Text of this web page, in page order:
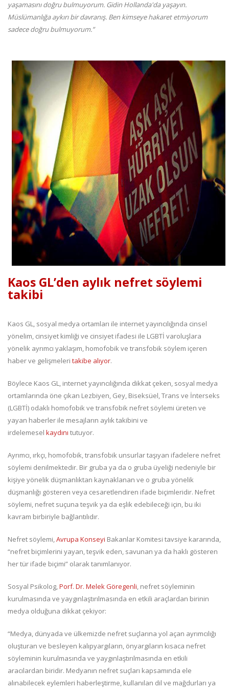
yaşamasını doğru bulmuyorum. Gidin Hollanda'da yaşayın.
Müslümanlığa aykırı bir davranış. Ben kimseye hakaret etmiyorum
sadece doğru bulmuyorum.”
Kaos GL’den aylık nefret söylemi
takibi
Kaos GL, sosyal medya ortamları ile internet yayıncılığında cinsel
yönelim, cinsiyet kimliği ve cinsiyet ifadesi ile LGBTİ varoluşlara
yönelik ayrımcı yaklaşım, homofobik ve transfobik söylem içeren
haber ve gelişmeleri takibe alıyor.
Böylece Kaos GL, internet yayıncılığında dikkat çeken, sosyal medya
ortamlarında öne çıkan Lezbiyen, Gey, Biseksüel, Trans ve İnterseks
(LGBTİ) odaklı homofobik ve transfobik nefret söylemi üreten ve
yayan haberler ile mesajların aylık takibini ve
irdelemesel kaydını tutuyor.
Ayrımcı, ırkçı, homofobik, transfobik unsurlar taşıyan ifadelere nefret
söylemi denilmektedir. Bir gruba ya da o gruba üyeliği nedeniyle bir
kişiye yönelik düşmanlıktan kaynaklanan ve o gruba yönelik
düşmanlığı gösteren veya cesaretlendiren ifade biçimleridir. Nefret
söylemi, nefret suçuna teşvik ya da eşlik edebileceği için, bu iki
kavram birbiriyle bağlantılıdır.
Nefret söylemi,Avrupa Konseyi Bakanlar Komitesi tavsiye kararında,
“nefret biçimlerini yayan, teşvik eden, savunan ya da haklı gösteren
her tür ifade biçimi” olarak tanımlanıyor.
Sosyal Psikolog,Porf. Dr. Melek Göregenli, nefret söyleminin
kurulmasında ve yaygınlaştırılmasında en etkili araçlardan birinin
medya olduğuna dikkat çekiyor:
“Medya, dünyada ve ülkemizde nefret suçlarına yol açan ayrımcılığı
oluşturan ve besleyen kalıpyargıların, önyargıların kısaca nefret
söyleminin kurulmasında ve yaygınlaştırılmasında en etkili
aracılardan biridir. Medyanın nefret suçları kapsamında ele
alınabilecek eylemleri haberleştirme, kullanılan dil ve mağdurları ya